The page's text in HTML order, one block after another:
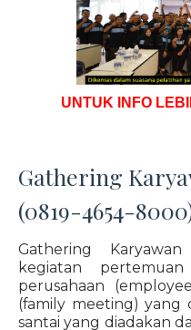
UNTUK INFO
Gathering
(0819-4654-
Gathering
kegiatan
perusahaan
(family meeting) yang
santai yang diadakan